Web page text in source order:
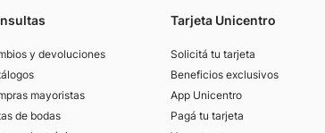
y devoluciones
mayoristas
de bodas
Tarjeta Unicentro
Solicitá tu tarjeta
Beneficios exclusivos
App Unicentro
Pagá tu tarjeta